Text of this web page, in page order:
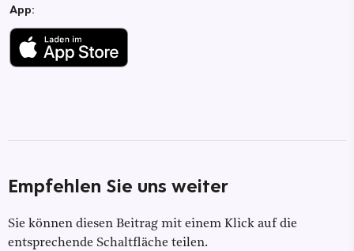
App:
Empfehlen Sie uns weiter
Sie können diesen Beitrag mit einem Klick auf die
entsprechende Schaltfläche teilen.